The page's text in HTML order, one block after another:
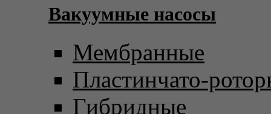
Вакуумные насосы
Мембранные
Пластинчато-
Гибридные